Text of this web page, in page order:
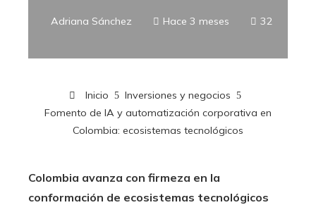
Adriana Sánchez Hace 3 meses 32
Inicio
Inversiones y negocios
Fomento de IA y automatización corporativa en
Colombia: ecosistemas tecnológicos
Colombia avanza con firmeza en la
conformación de ecosistemas tecnológicos